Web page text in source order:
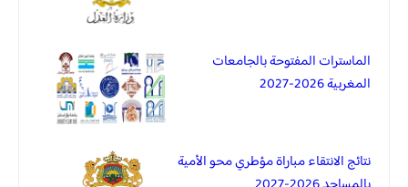
الماسترات المفتوحة بالجامعات
المغربية 2026-2027
نتائج الانتقاء مباراة مؤطري محو الأمية